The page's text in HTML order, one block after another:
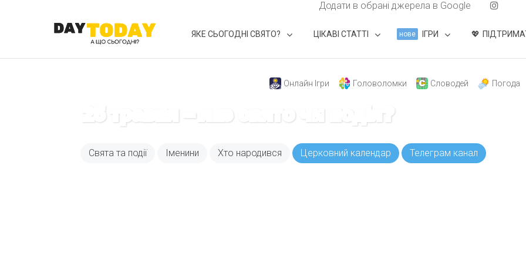
Додати в обрані джерела в Google
ЯКЕ СЬОГОДНІ СВЯТО? ЦІКАВІ СТАТТІ нове ІГРИ
Онлайн Ігри Головоломки Словодей Погода
25 травня – яке свято чи подія?
Свята та події Іменини Хто народився Церковний календар Телеграм канал